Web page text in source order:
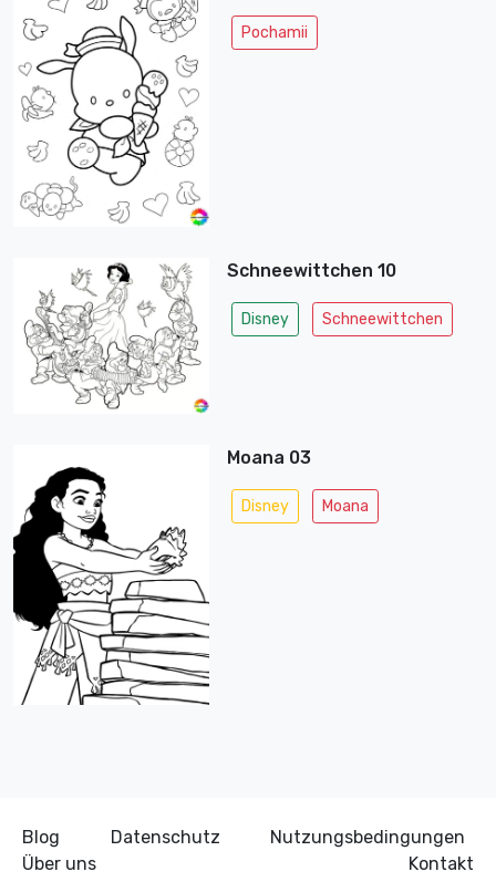
Pochamii
Schneewittchen 10
Disney Schneewittchen
Moana 03
Disney Moana
Blog Datenschutz
Nutzungsbedingungen
Über uns
Kontakt